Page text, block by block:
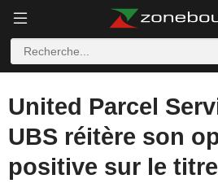
United Parcel
UBS réitère son
positive sur le titre